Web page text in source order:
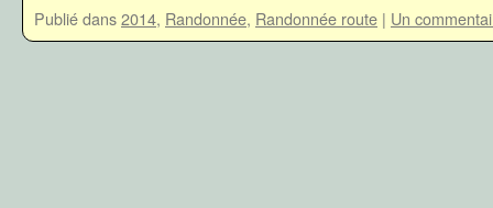
Publié dans2014, Randonnée, Randonnée route | Un